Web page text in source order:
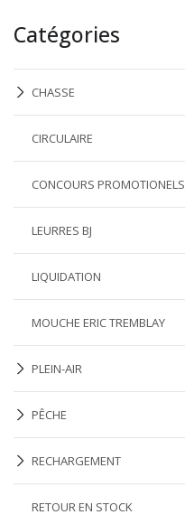
Catégories
CHASSE
CIRCULAIRE
CONCOURS PROMOTIONELS
LEURRES BJ
LIQUIDATION
MOUCHE ERIC TREMBLAY
PLEIN-AIR
PÊCHE
RECHARGEMENT
RETOUR EN STOCK